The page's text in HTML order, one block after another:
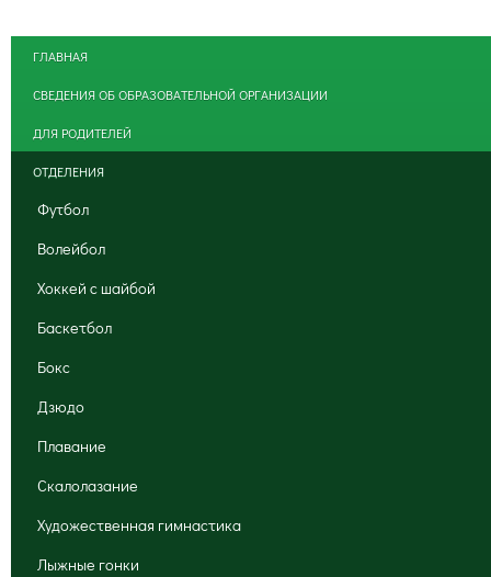
ГЛАВНАЯ
СВЕДЕНИЯ ОБ ОБРАЗОВАТЕЛЬНОЙ ОРГАНИЗАЦИИ
ДЛЯ РОДИТЕЛЕЙ
ОТДЕЛЕНИЯ
Футбол
Волейбол
Хоккей с шайбой
Баскетбол
Бокс
Дзюдо
Плавание
Скалолазание
Художественная гимнастика
Лыжные гонки